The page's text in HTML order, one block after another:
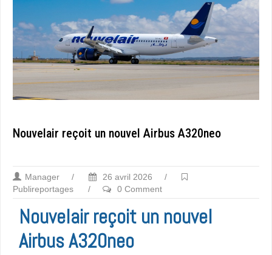
Nouvelair reçoit un nouvel Airbus A320neo
Manager / 26 avril 2026
/
Publireportages
/ 0 Comment
Nouvelair reçoit un nouvel
Airbus A320neo